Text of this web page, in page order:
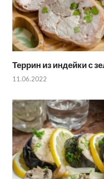
Террин из индейки с
11.06.2022